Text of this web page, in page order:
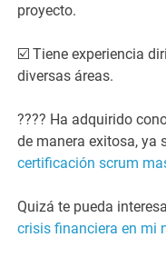
proyecto.
☑️ Tiene experiencia
diversas áreas.
???? Ha adquirido
de manera exitosa, ya
certificación scrum
Quizá te pueda
crisis financiera en mi